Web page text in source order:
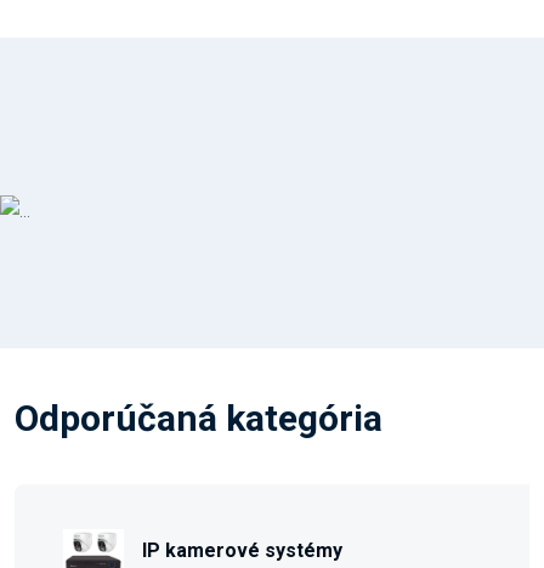
Odporúčaná kategória
IP kamerové systémy